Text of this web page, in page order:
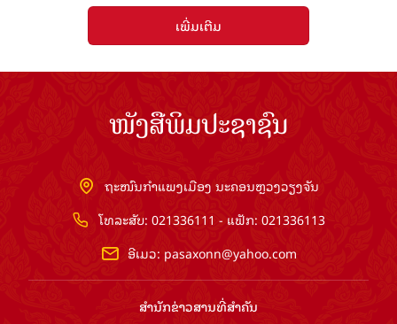
ເພີ່ມເຕີມ
ໜັງສືພິມປະຊາຊົນ
ຖະໜົນກຳແພງເມືອງ ນະຄອນຫຼວງວຽງຈັນ
ໂທລະສັບ: 021336111 - ແຟັກ: 021336113
ອີເມວ: pasaxonn@yahoo.com
ສຳ​ນັກ​ຂ່າວ​ສານ​ທີ່​ສຳ​ຄັນ​